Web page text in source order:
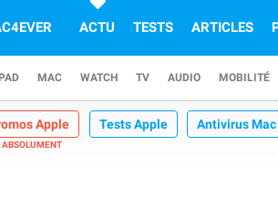
ACTU TESTS ARTICLES
MAC WATCH TV AUDIO MOBILITÉ
Apple Tests Apple Antivirus Mac